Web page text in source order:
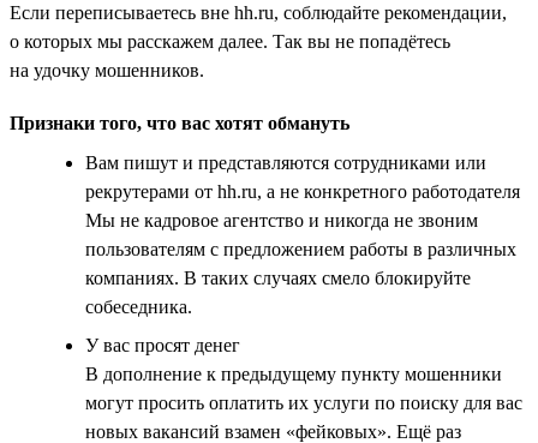
Если переписываетесь вне hh.ru, соблюдайте рекомендации,
о которых мы расскажем далее. Так вы не попадётесь
на удочку мошенников.
Признаки того, что вас хотят обмануть
Вам пишут и представляются сотрудниками или
рекрутерами от hh.ru, а не конкретного работодателя
Мы не кадровое агентство и никогда не звоним
пользователям с предложением работы в различных
компаниях. В таких случаях смело блокируйте
собеседника.
У вас просят денег
В дополнение к предыдущему пункту мошенники
могут просить оплатить их услуги по поиску для вас
новых вакансий взамен «фейковых». Ещё раз